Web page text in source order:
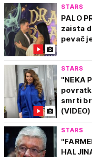
STARS
PALO
zaista
pevač
STARS
"NEKA
smrti
(VIDEO)
STARS